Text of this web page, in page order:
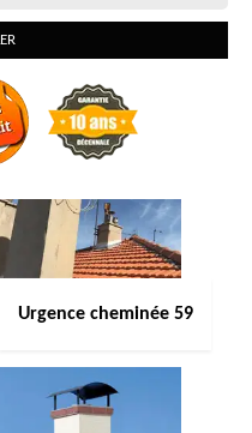
Urgence cheminée 59